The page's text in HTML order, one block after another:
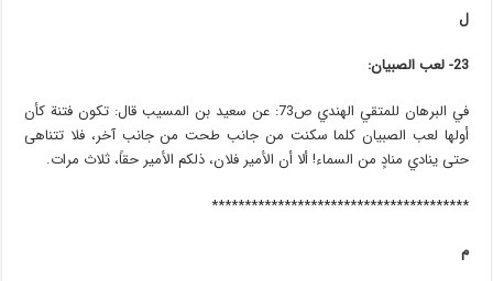
ل
23- لعب الصبيان:
في البرهان للمتقي الهندي ص73: عن سعيد بن المسيب قال: تكون فتنة كأن
أولها لعب الصبيان كلما سكنت من جانب طحت من جانب آخر، فلا تتناهى
حتى ينادي منادٍ من السماء! ألا أن الأمير فلان، ذلكم الأمير حقاً، ثلاث مرات.
***************************************
م